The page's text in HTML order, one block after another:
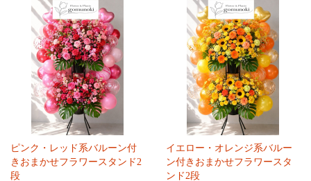
ピンク・レッド系バルーン付
きおまかせフラワースタンド2
段
イエロー・オレンジ系バルー
ン付きおまかせフラワースタ
ンド2段